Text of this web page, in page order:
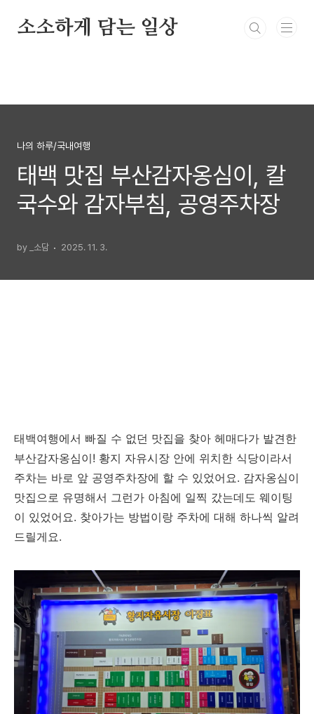
소소하게 담는 일상
나의 하루/국내여행
태백 맛집 부산감자옹심이, 칼
국수와 감자부침, 공영주차장
by _소담 2025. 11. 3.
태백여행에서 빠질 수 없던 맛집을 찾아 헤매다가 발견한
부산감자옹심이! 황지 자유시장 안에 위치한 식당이라서
주차는 바로 앞 공영주차장에 할 수 있었어요. 감자옹심이
맛집으로 유명해서 그런가 아침에 일찍 갔는데도 웨이팅
이 있었어요. 찾아가는 방법이랑 주차에 대해 하나씩 알려
드릴게요.